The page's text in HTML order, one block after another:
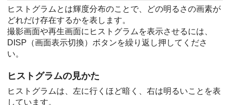
ヒストグラムとは輝度分布のことで、どの明るさの画素が
どれだけ存在するかを表します。
撮影画面や再生画面にヒストグラムを表示させるには、
DISP（画面表示切換）ボタンを繰り返し押してくださ
い。
ヒストグラムの見かた
ヒストグラムは、左に行くほど暗く、右は明るいことを表
しています。